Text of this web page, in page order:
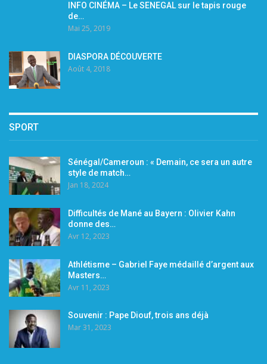
INFO CINÉMA – Le SENEGAL sur le tapis rouge
de…
Mai 25, 2019
DIASPORA DÉCOUVERTE
Août 4, 2018
SPORT
Sénégal/Cameroun : « Demain, ce sera un autre
style de match…
Jan 18, 2024
Difficultés de Mané au Bayern : Olivier Kahn
donne des…
Avr 12, 2023
Athlétisme – Gabriel Faye médaillé d’argent aux
Masters…
Avr 11, 2023
Souvenir : Pape Diouf, trois ans déjà
Mar 31, 2023